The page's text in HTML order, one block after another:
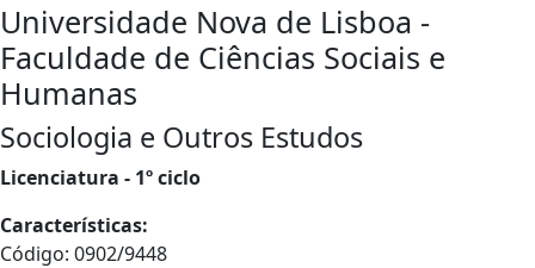
Universidade Nova de Lisboa -
Faculdade de Ciências Sociais e
Humanas
Sociologia e Outros Estudos
Licenciatura - 1º ciclo
Características:
Código: 0902/9448